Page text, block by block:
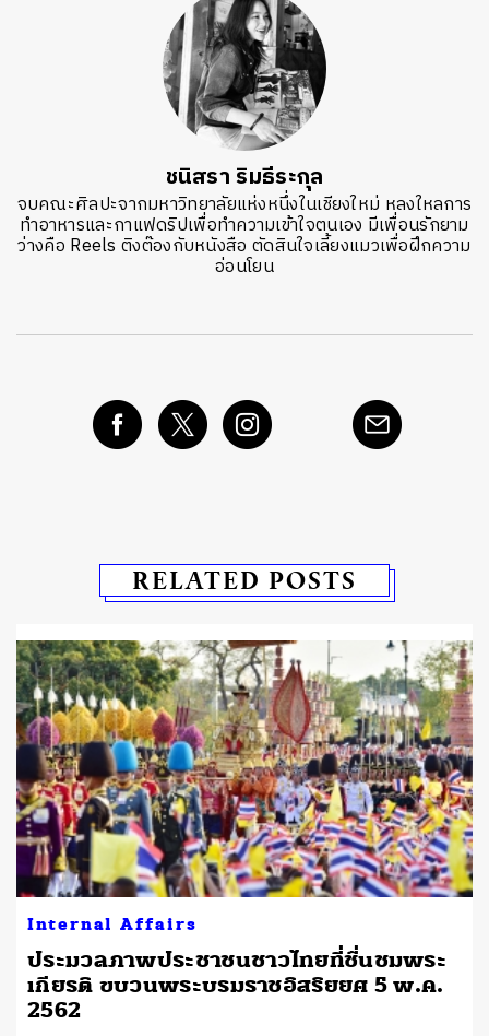
ชนิสรา ริมธีระกุล
จบคณะศิลปะจากมหาวิทยาลัยแห่งหนึ่งในเชียงใหม่ หลงใหลการ
ทำอาหารและกาแฟดริปเพื่อทำความเข้าใจตนเอง มีเพื่อนรักยาม
ว่างคือ Reels ติงต๊องกับหนังสือ ตัดสินใจเลี้ยงแมวเพื่อฝึกความ
อ่อนโยน
RELATED POSTS
Internal Affairs
ประมวลภาพประชาชนชาวไทยที่ชื่นชมพระ
เกียรติ ขบวนพระบรมราชอิสริยยศ 5 พ.ค.
2562